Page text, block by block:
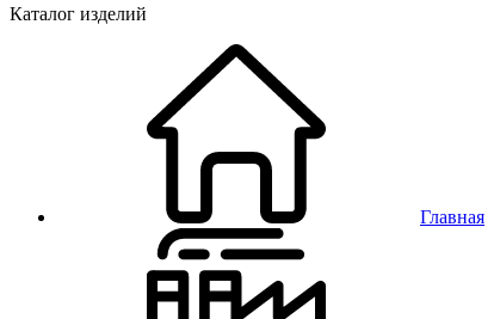
Каталог изделий
Главная